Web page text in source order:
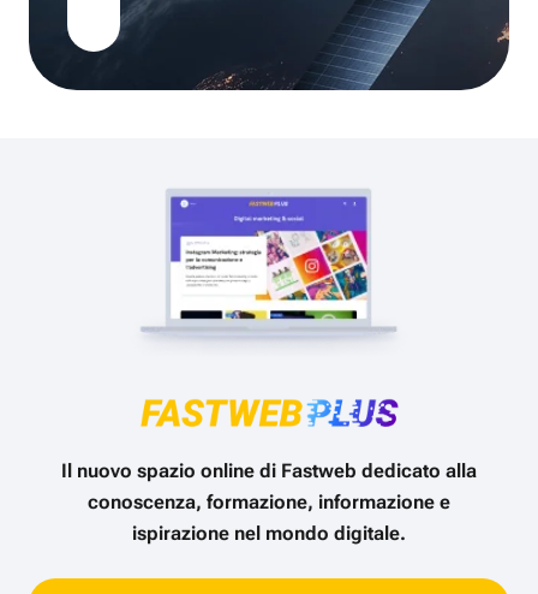
Il nuovo spazio online di Fastweb dedicato alla
conoscenza, formazione, informazione e
ispirazione nel mondo digitale.